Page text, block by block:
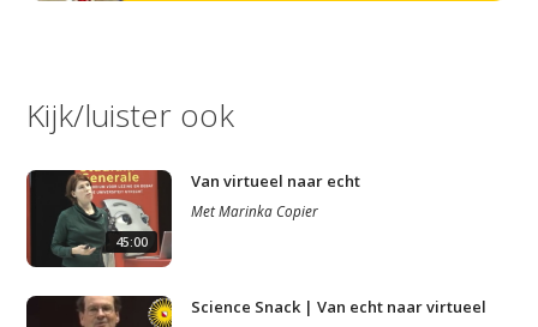
Kijk/luister ook
45:00
Van virtueel naar echt
MetMarinka Copier
Science Snack | Van echt naar virtueel